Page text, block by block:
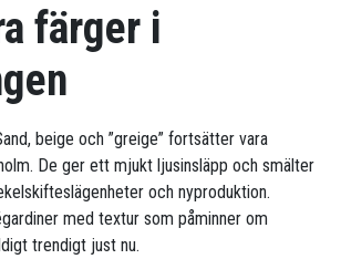
färger i
beige och ”greige” fortsätter vara
De ger ett mjukt ljusinsläpp och smälter
och nyproduktion.
med textur som påminner om
trendigt just nu.